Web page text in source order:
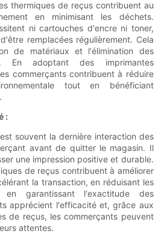
thermiques de reçus contribuent au
en minimisant les déchets.
ni cartouches d'encre ni toner,
remplacées régulièrement. Cela
de matériaux et l'élimination des
En adoptant des imprimantes
commerçants contribuent à réduire
tout en bénéficiant
:
souvent la dernière interaction des
avant de quitter le magasin. Il
une impression positive et durable.
de reçus contribuent à améliorer
la transaction, en réduisant les
garantissant l'exactitude des
apprécient l'efficacité et, grâce aux
de reçus, les commerçants peuvent
attentes.